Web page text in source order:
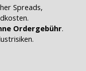
Spreads,
Ordergebühr.